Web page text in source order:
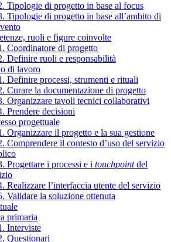
Tipologie di progetto in base al focus
Tipologie di progetto in base all’ambito di
ruoli e figure coinvolte
Coordinatore di progetto
Definire ruoli e responsabilità
di lavoro
Definire processi, strumenti e rituali
Curare la documentazione di progetto
Organizzare tavoli tecnici collaborativi
Prendere decisioni
progettuale
Organizzare il progetto e la sua gestione
Comprendere il contesto d’uso del servizio
Progettare i processi e i touchpointdel
Realizzare l’interfaccia utente del servizio
Validare la soluzione ottenuta
primaria
Interviste
Questionari